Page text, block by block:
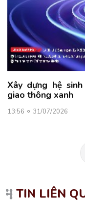
Xây dựng hệ
giao thông xanh
13:56 31/07/2026
TIN LIÊN